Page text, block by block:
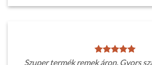
Szuper termék remek áron. Gyors